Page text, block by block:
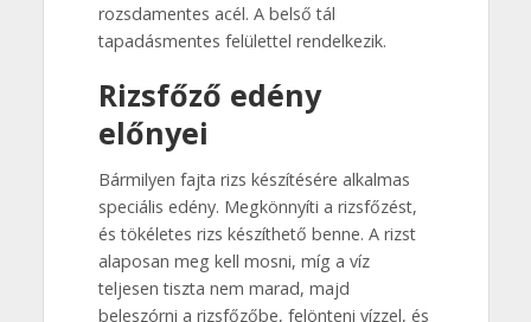
rozsdamentes acél. A belső tál
tapadásmentes felülettel rendelkezik.
Rizsfőző edény
előnyei
Bármilyen fajta rizs készítésére alkalmas
speciális edény. Megkönnyíti a rizsfőzést,
és tökéletes rizs készíthető benne. A rizst
alaposan meg kell mosni, míg a víz
teljesen tiszta nem marad, majd
beleszórni a rizsfőzőbe, felönteni vízzel, és